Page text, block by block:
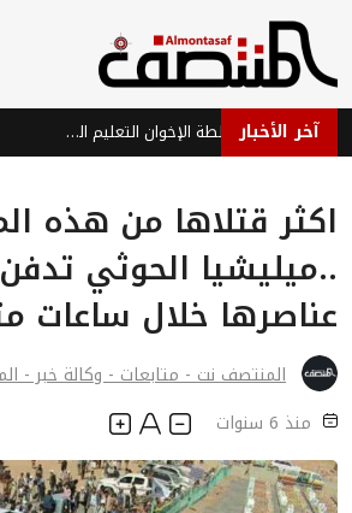
آخر الأخبار ثانوية تعز نموذجاً: كيف دمرت سلطة الإخوان التعليم الحكومي في تعز لصالح مدارسها الخاصة؟
اكثر قتلاها من هذه
عناصرها خلال ساعات
المنتصف نت - متابعات - وكالة خبر -
منذ 6 سنوات